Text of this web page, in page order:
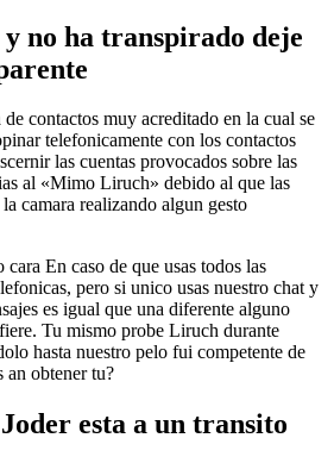
no ha transpirado deje
contactos muy acreditado en la cual se
telefonicamente con los contactos
las cuentas provocados sobre las
al «Mimo Liruch» debido al que las
camara realizando algun gesto
En caso de que usas todos las
pero si unico usas nuestro chat y
es igual que una diferente alguno
Tu mismo probe Liruch durante
hasta nuestro pelo fui competente de
an obtener tu?
esta a un transito